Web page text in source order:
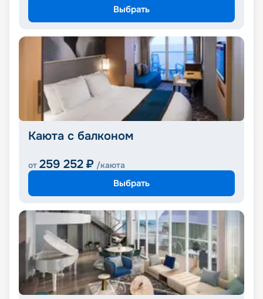
Выбрать
Каюта с балконом
от 259 252 ₽ /каюта
Выбрать